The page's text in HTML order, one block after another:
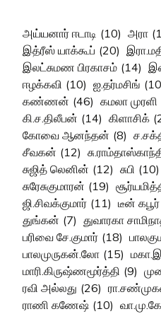
அய்யனார் ஈடாடி (10) அரா
இத்ரீஸ் யாக்கூப் (20)
இலட்சுமண பிரகாசம் (14)
ஈழக்கவி (10) ஐ.தர்மசிங்
கண்ணன் (46) கமலா முரளி
கி.ச.திலீபன் (14) கிளாசிக்
கோவை ஆனந்தன் (8)
சீவகன் (12)
சுஜித் லெனின் (12) சுபி (10)
சுரேசுகுமாரன் (19)
ஜி.சிவக்குமார் (11) டீன் கபூர்
துங்கன் (7) துவாரகா
பரிவை சே.குமார் (18)
பாலமுருகன்.லோ (15)
மாரி.கிருஷ்ணமூர்த்தி (9)
ரவி அல்லது (26)
ராணி கணேஷ் (10)